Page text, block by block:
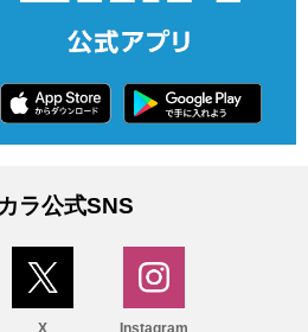
ラ公式SNS
X Instagram